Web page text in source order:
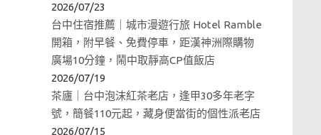
2026/07/23
台中住宿推薦｜城市漫遊行旅 Hotel Ramble
開箱，附早餐、免費停車，距漢神洲際購物
廣場10分鐘，鬧中取靜高CP值飯店
2026/07/19
茶廬｜台中泡沫紅茶老店，逢甲30多年老字
號，簡餐110元起，藏身便當街的個性派老店
2026/07/15